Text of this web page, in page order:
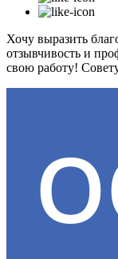
Хочу выразить
отзывчивость и
свою работу!